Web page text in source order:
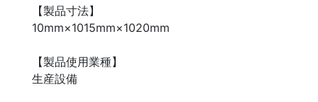
【製品寸法】
10mm×1015mm×1020mm
【製品使用業種】
生産設備